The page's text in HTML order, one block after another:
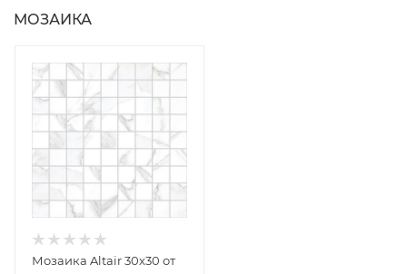
МОЗАИКА
Мозаика Altair 30x30 от